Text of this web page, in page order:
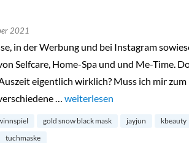
2021
in der Werbung und bei Instagram
Selfcare, Home-Spa und und Me-Time.
eigentlich wirklich? Muss ich mir zum
… „Türchen 3: Gewinne 5×2
weiterlesen
gold snow black mask jayjun
kbeauty
tuchmaske